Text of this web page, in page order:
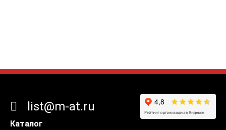
Каталог
list@m-at.ru